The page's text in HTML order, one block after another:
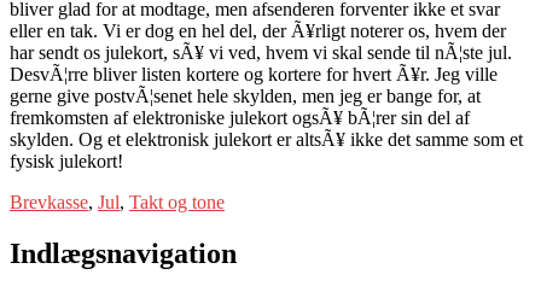
bliver glad for at modtage, men afsenderen forventer ikke et svar
eller en tak. Vi er dog en hel del, der Ã¥rligt noterer os, hvem der
har sendt os julekort, sÃ¥ vi ved, hvem vi skal sende til nÃ¦ste jul.
DesvÃ¦rre bliver listen kortere og kortere for hvert Ã¥r. Jeg ville
gerne give postvÃ¦senet hele skylden, men jeg er bange for, at
fremkomsten af elektroniske julekort ogsÃ¥ bÃ¦rer sin del af
skylden. Og et elektronisk julekort er altsÃ¥ ikke det samme som et
fysisk julekort!
Brevkasse, Jul, Takt og tone
Indlægsnavigation